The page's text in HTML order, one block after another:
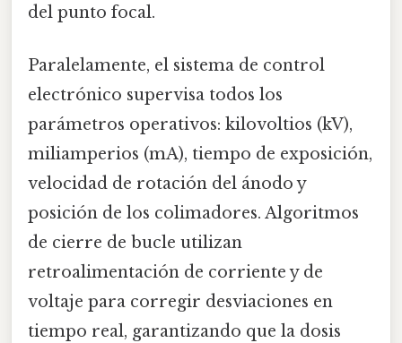
del punto focal.
Paralelamente, el sistema de control
electrónico supervisa todos los
parámetros operativos: kilovoltios (kV),
miliamperios (mA), tiempo de exposición,
velocidad de rotación del ánodo y
posición de los colimadores. Algoritmos
de cierre de bucle utilizan
retroalimentación de corriente y de
voltaje para corregir desviaciones en
tiempo real, garantizando que la dosis